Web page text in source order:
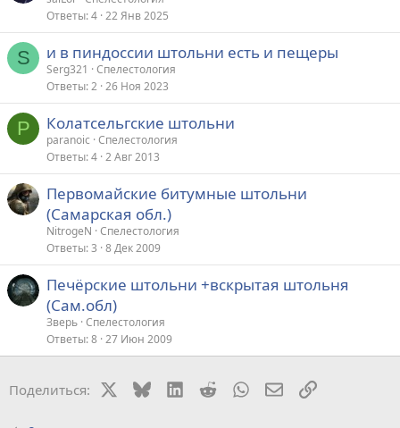
Ответы 4 22 Янв 2025
S и в пиндоссии штольни есть и пещеры
Serg321
Спелестология
Ответы 2 26 Ноя 2023
P Колатсельгские штольни
paranoic Спелестология
Ответы 4 2 Авг 2013
Первомайские битумные штольни
(Самарская обл.)
NitrogeN Спелестология
Ответы 3 8 Дек 2009
Печёрские штольни +вскрытая штольня
(Сам.обл)
Зверь Спелестология
Ответы 8 27 Июн 2009
Поделиться: BlueskyLinkedIn
RedditWhatsAppЭлектронная
Ссылка